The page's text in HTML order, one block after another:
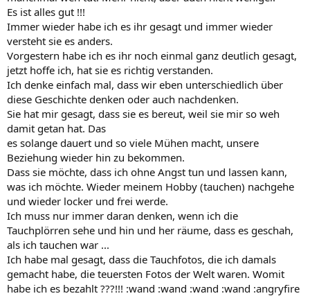
Es ist alles gut !!!
Immer wieder habe ich es ihr gesagt und immer wieder
versteht sie es anders.
Vorgestern habe ich es ihr noch einmal ganz deutlich gesagt,
jetzt hoffe ich, hat sie es richtig verstanden.
Ich denke einfach mal, dass wir eben unterschiedlich über
diese Geschichte denken oder auch nachdenken.
Sie hat mir gesagt, dass sie es bereut, weil sie mir so weh
damit getan hat. Das
es solange dauert und so viele Mühen macht, unsere
Beziehung wieder hin zu bekommen.
Dass sie möchte, dass ich ohne Angst tun und lassen kann,
was ich möchte. Wieder meinem Hobby (tauchen) nachgehe
und wieder locker und frei werde.
Ich muss nur immer daran denken, wenn ich die
Tauchplörren sehe und hin und her räume, dass es geschah,
als ich tauchen war ...
Ich habe mal gesagt, dass die Tauchfotos, die ich damals
gemacht habe, die teuersten Fotos der Welt waren. Womit
habe ich es bezahlt ???!!! :wand :wand :wand :wand :angryfire